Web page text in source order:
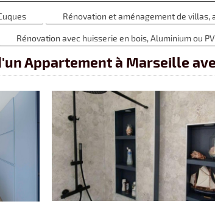
Rénovation et aménagement de
Rénovation avec huisserie en bois, Aluminium ou
Appartement à Marseille